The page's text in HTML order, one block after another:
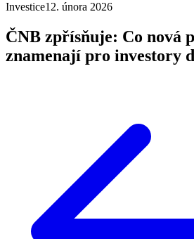
Investice12. února 2026
ČNB zpřísňuje: Co nová
znamenají pro investory